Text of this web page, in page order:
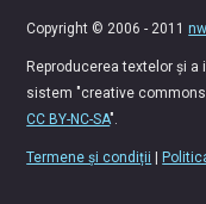
Copyright © 2006 - 2011
Reproducerea textelor și
sistem "creative
CC BY-NC-SA".
Termene și condiții |